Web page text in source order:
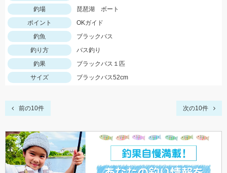
釣場
琵琶湖 ボート
ポイント
OKガイド
釣魚
ブラックバス
釣り方
バス釣り
釣果
ブラックバス１匹
サイズ
ブラックバス52cm
前の10件 次の10件